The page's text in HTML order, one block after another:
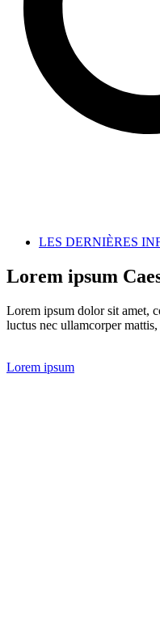
LES DERNIÈRES
Lorem ipsum
Lorem ipsum dolor sit amet,
luctus nec ullamcorper
Lorem ipsum